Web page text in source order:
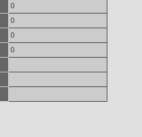
0
0
0
0